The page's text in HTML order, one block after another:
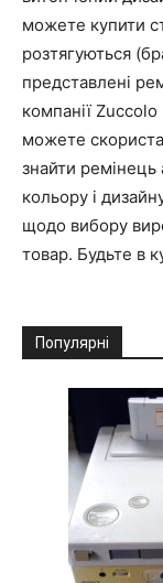
можете купити
розтягуються
представлені
компанії
можете
знайти ремінець
кольору і
щодо вибору
товар. Будьте в
Популярні